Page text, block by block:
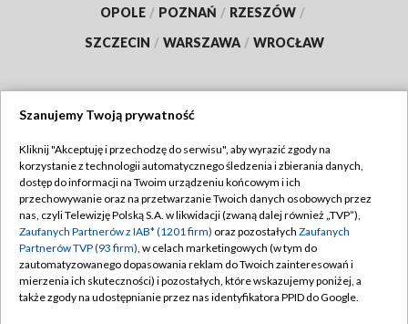
OPOLE / POZNAŃ / RZESZÓW /
SZCZECIN / WARSZAWA / WROCŁAW
TVP
Abonament TVP
Emisja w TVP
Centrum informacji TVP
Naziemna Telewizja Cyfrowa
Regulamin TVP
Polityka prywatności
Moje zgody
Pomoc
Szanujemy Twoją prywatność
Kliknij "Akceptuję i przechodzę do serwisu", aby wyrazić zgody na
korzystanie z technologii automatycznego śledzenia i zbierania danych,
dostęp do informacji na Twoim urządzeniu końcowym i ich
przechowywanie oraz na przetwarzanie Twoich danych osobowych przez
nas, czyli Telewizję Polską S.A. w likwidacji (zwaną dalej również „TVP”),
Zaufanych Partnerów z IAB* (1201 firm) oraz pozostałych Zaufanych
Partnerów TVP (93 firm), w celach marketingowych (w tym do
zautomatyzowanego dopasowania reklam do Twoich zainteresowań i
mierzenia ich skuteczności) i pozostałych, które wskazujemy poniżej, a
także zgody na udostępnianie przez nas identyfikatora PPID do Google.